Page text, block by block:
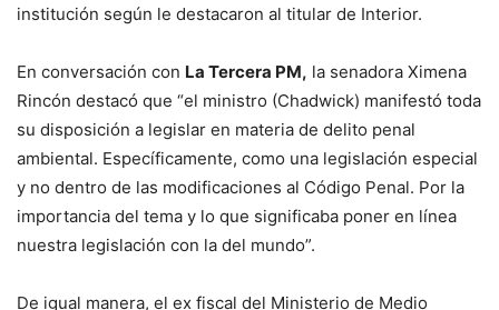
institución según le destacaron al titular de Interior.
En conversación con La Tercera PM, la senadora Ximena
Rincón destacó que “el ministro (Chadwick) manifestó toda
su disposición a legislar en materia de delito penal
ambiental. Específicamente, como una legislación especial
y no dentro de las modificaciones al Código Penal. Por la
importancia del tema y lo que significaba poner en línea
nuestra legislación con la del mundo”.
De igual manera, el ex fiscal del Ministerio de Medio